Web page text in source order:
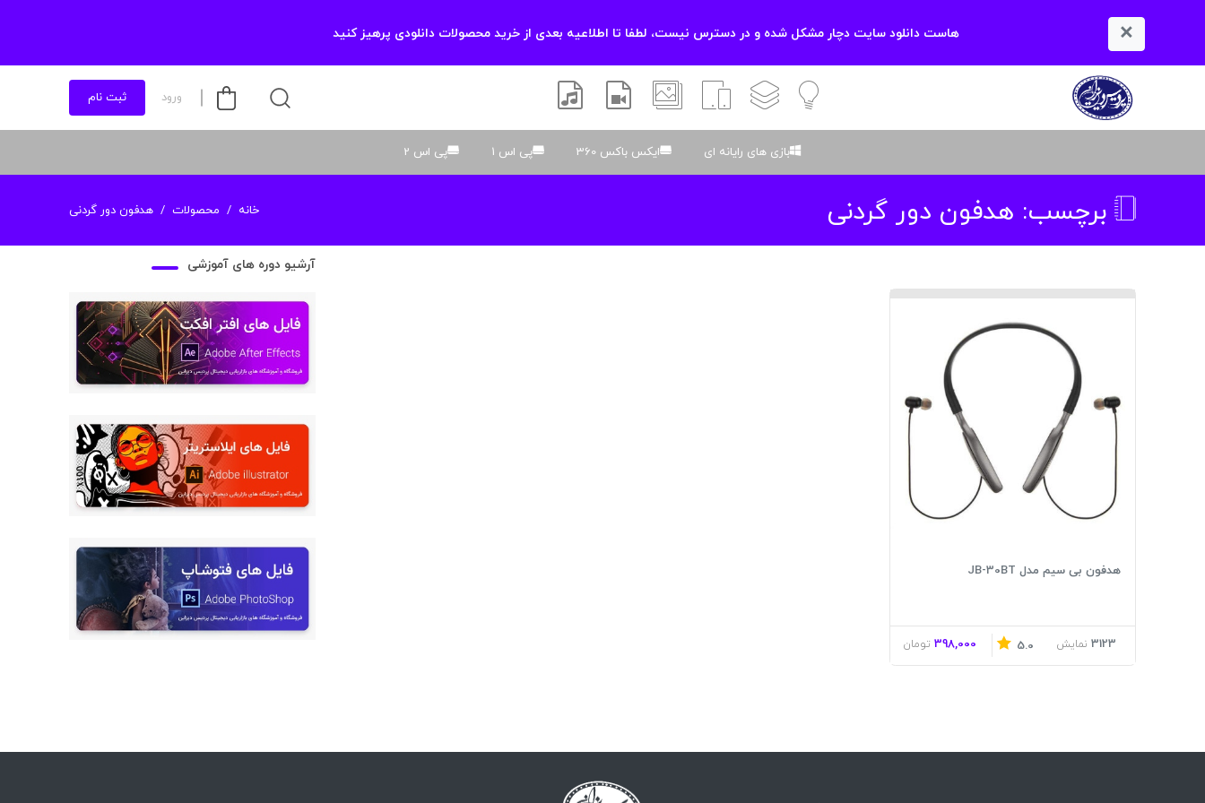
× هاست دانلود سایت دچار مشکل شده و در دسترس نیست، لطفا تا اطلاعیه بعدی از خرید محصولات دانلودی پرهیز کنید
آموزشیلایه باز اسکریپت والپیپر افتر افکتسموسیقی و صدا
ورود ثبت نام
بازی های رایانه ای ایکس باکس 360 پی اس 1 پی اس 2
برچسب: هدفون دور گردنی خانه محصولات هدفون دور گردنی
هدفون بی سیم مدل JB-30BT
3123 نمایش 5.0
398,000 تومان
آرشیو دوره های آموزشی